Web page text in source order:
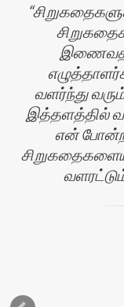
வளர்ந்து
இத்தளத்தில்
என் போன்ற